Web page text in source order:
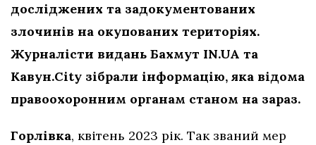
досліджених та задокументованих
злочинів на окупованих територіях.
Журналісти видань Бахмут IN.UA та
Кавун.City зібрали інформацію, яка відома
правоохоронним органам станом на зараз.
Горлівка, квітень 2023 рік. Так званий мер